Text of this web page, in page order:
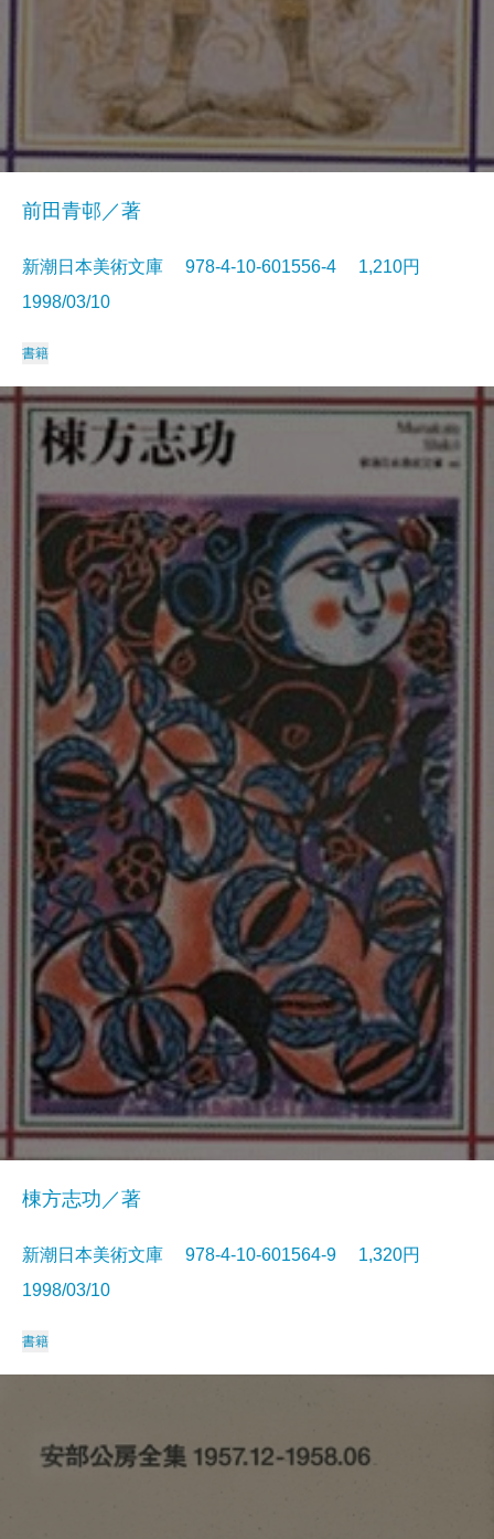
前田青邨／著
新潮日本美術文庫 978-4-10-601556-4 1,210円
1998/03/10
書籍
棟方志功／著
新潮日本美術文庫 978-4-10-601564-9 1,320円
1998/03/10
書籍